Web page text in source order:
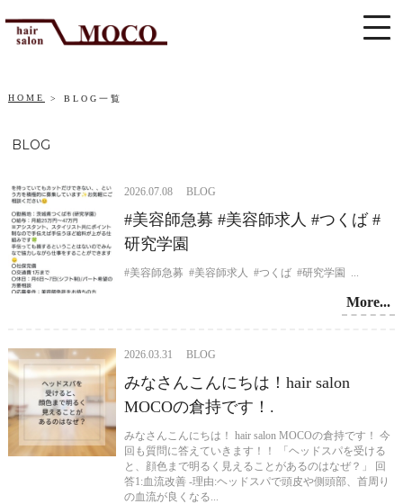
HOME BLOG一覧
BLOG
2026.07.08 BLOG
#美容師急募 ⁡⁡#美容師求人 ⁡⁡#つくば ⁡⁡#
研究学園 ⁡
#美容師急募 ⁡ ⁡#美容師求人 ⁡ ⁡#つくば ⁡ ⁡#研究学園 ⁡ ...
More...
2026.03.31 BLOG
みなさんこんにちは！hair salon
MOCOの倉持です！.
みなさんこんにちは！ hair salon MOCOの倉持です！ 今
回も質問に答えていきます！！ 「ヘッドスパを受ける
と、顔色まで明るく見えることがあるのはなぜ？」 回
答1:血流改善 -理由:ヘッドスパで頭皮や側頭部、首周り
の血流が良くなる...